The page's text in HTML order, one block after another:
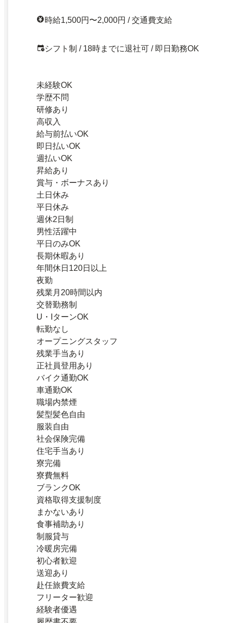
時給1,500円〜2,000円 / 交通費支給
シフト制 / 18時までに退社可 / 即日勤務OK
未経験OK
学歴不問
研修あり
高収入
給与前払いOK
即日払いOK
週払いOK
昇給あり
賞与・ボーナスあり
土日休み
平日休み
週休2日制
男性活躍中
平日のみOK
長期休暇あり
年間休日120日以上
夜勤
残業月20時間以内
交替勤務制
U・IターンOK
転勤なし
オープニングスタッフ
残業手当あり
正社員登用あり
バイク通勤OK
車通勤OK
職場内禁煙
髪型髪色自由
服装自由
社会保険完備
住宅手当あり
寮完備
寮費無料
ブランクOK
資格取得支援制度
まかないあり
食事補助あり
制服貸与
冷暖房完備
初心者歓迎
送迎あり
赴任旅費支給
フリーター歓迎
経験者優遇